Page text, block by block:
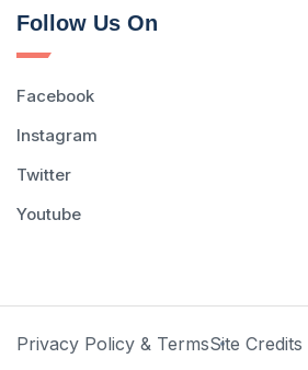
Follow Us On
Facebook
Instagram
Twitter
Youtube
Privacy Policy & TermsSite Credits